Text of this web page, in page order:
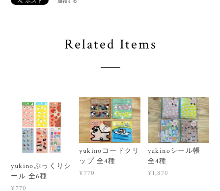
Related Items
yukinoぷっくりシ
ール 全6種
¥770
yukinoコードクリ
ップ 全4種
¥770
yukinoシール帳
全4種
¥1,870